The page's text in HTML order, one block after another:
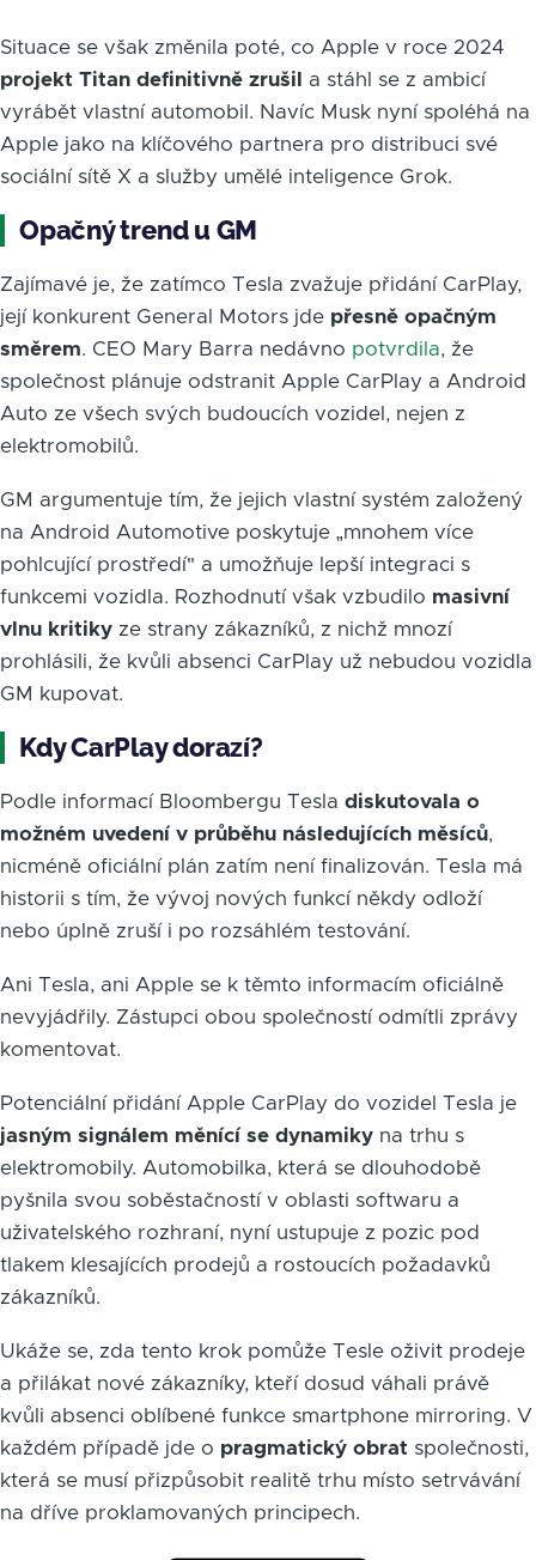
Situace se však změnila poté, co Apple v roce 2024
projekt Titan definitivně zrušil
a stáhl se z ambicí
vyrábět vlastní automobil. Navíc Musk nyní spoléhá na
Apple jako na klíčového partnera pro distribuci své
sociální sítě X a služby umělé inteligence Grok.
Opačný trend u GM
Zajímavé je, že zatímco Tesla zvažuje přidání CarPlay,
její konkurent General Motors jde přesně opačným
směrem. CEO Mary Barra nedávno potvrdila, že
společnost plánuje odstranit Apple CarPlay a Android
Auto ze všech svých budoucích vozidel, nejen z
elektromobilů.
GM argumentuje tím, že jejich vlastní systém založený
na Android Automotive poskytuje „mnohem více
pohlcující prostředí" a umožňuje lepší integraci s
funkcemi vozidla. Rozhodnutí však vzbudilo masivní
vlnu kritiky ze strany zákazníků, z nichž mnozí
prohlásili, že kvůli absenci CarPlay už nebudou vozidla
GM kupovat.
Kdy CarPlay dorazí?
Podle informací Bloombergu Tesla diskutovala o
možném uvedení v průběhu následujících měsíců,
nicméně oficiální plán zatím není finalizován. Tesla má
historii s tím, že vývoj nových funkcí někdy odloží
nebo úplně zruší i po rozsáhlém testování.
Ani Tesla, ani Apple se k těmto informacím oficiálně
nevyjádřily. Zástupci obou společností odmítli zprávy
komentovat.
Potenciální přidání Apple CarPlay do vozidel Tesla je
jasným signálem měnící se dynamiky na trhu s
elektromobily. Automobilka, která se dlouhodobě
pyšnila svou soběstačností v oblasti softwaru a
uživatelského rozhraní, nyní ustupuje z pozic pod
tlakem klesajících prodejů a rostoucích požadavků
zákazníků.
Ukáže se, zda tento krok pomůže Tesle oživit prodeje
a přilákat nové zákazníky, kteří dosud váhali právě
kvůli absenci oblíbené funkce smartphone mirroring. V
každém případě jde o pragmatický obrat společnosti,
která se musí přizpůsobit realitě trhu místo setrvávání
na dříve proklamovaných principech.